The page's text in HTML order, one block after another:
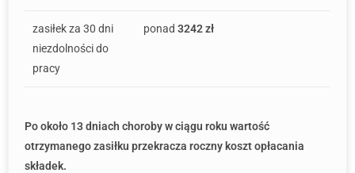
zasiłek za 30 dni
niezdolności do
pracy
ponad 3242 zł
Po około 13 dniach choroby w ciągu roku wartość
otrzymanego zasiłku przekracza roczny koszt opłacania
składek.